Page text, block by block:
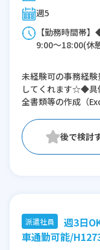
週5
【勤務時間帯
9:00〜18:00(休
※残業：0〜10
未経験可の事務経
してくれます☆◆具
全書類等の作成（
派遣社員
週3日
車通勤可能/